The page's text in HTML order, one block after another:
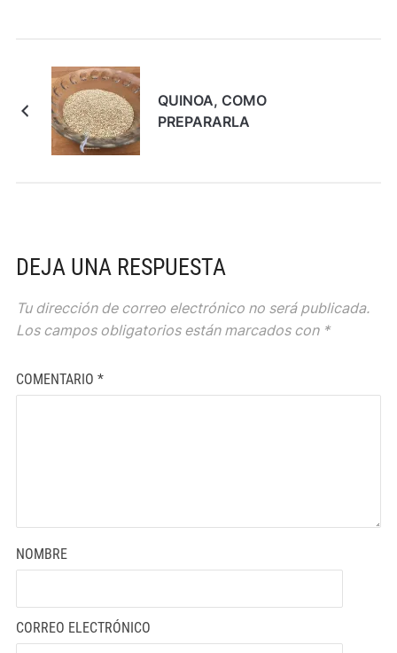
QUINOA, COMO
PREPARARLA
DEJA UNA RESPUESTA
Tu dirección de correo electrónico no será publicada.
Los campos obligatorios están marcados con *
COMENTARIO *
NOMBRE
CORREO ELECTRÓNICO